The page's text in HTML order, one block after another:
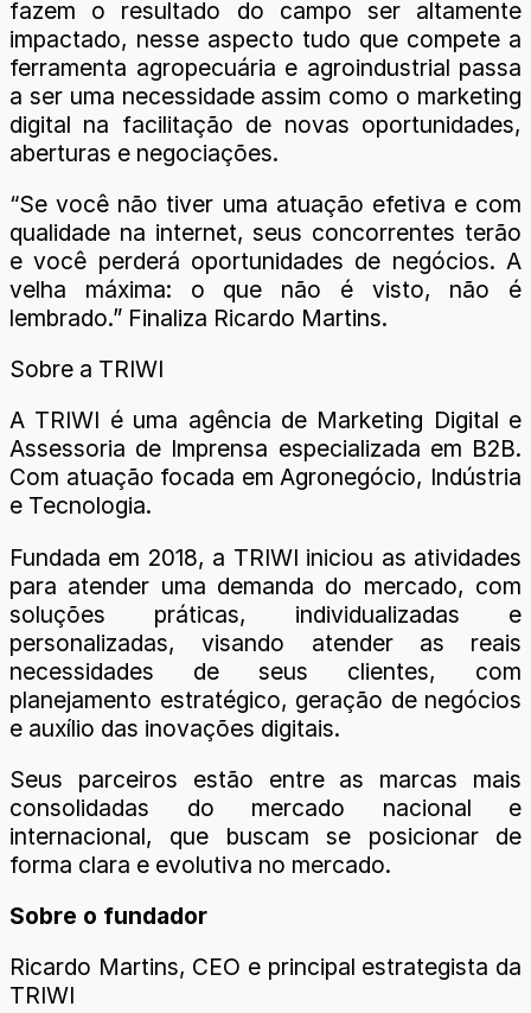
fazem o resultado do campo ser altamente
impactado, nesse aspecto tudo que compete a
ferramenta agropecuária e agroindustrial passa
a ser uma necessidade assim como o marketing
digital na facilitação de novas oportunidades,
aberturas e negociações.
“Se você não tiver uma atuação efetiva e com
qualidade na internet, seus concorrentes terão
e você perderá oportunidades de negócios. A
velha máxima: o que não é visto, não é
lembrado.” Finaliza Ricardo Martins.
Sobre a TRIWI
A TRIWI é uma agência de Marketing Digital e
Assessoria de Imprensa especializada em B2B.
Com atuação focada em Agronegócio, Indústria
e Tecnologia.
Fundada em 2018, a TRIWI iniciou as atividades
para atender uma demanda do mercado, com
soluções práticas, individualizadas e
personalizadas, visando atender as reais
necessidades de seus clientes, com
planejamento estratégico, geração de negócios
e auxílio das inovações digitais.
Seus parceiros estão entre as marcas mais
consolidadas do mercado nacional e
internacional, que buscam se posicionar de
forma clara e evolutiva no mercado.
Sobre o fundador
Ricardo Martins, CEO e principal estrategista da
TRIWI